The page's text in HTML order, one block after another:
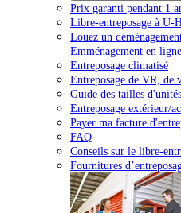
Prix garanti pendant 1
Libre-entreposage à U-
Louez un
Emménagement en
Entreposage climatisé
Entreposage de VR, de
Guide des tailles
Entreposage extérieur/
Payer ma facture
FAQ
Conseils sur le libre-
Fournitures